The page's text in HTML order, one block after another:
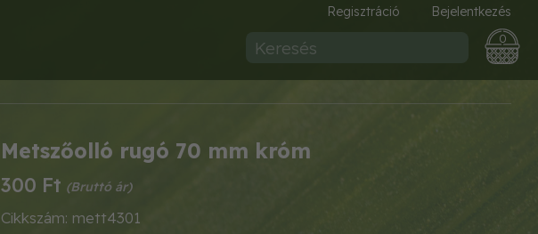
Regisztráció Bejelentkezés
0
Metszőolló rugó 70 mm króm
300 Ft
Cikkszám: mett4301